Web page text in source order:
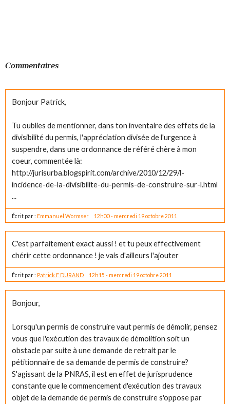
Commentaires
Bonjour Patrick,
Tu oublies de mentionner, dans ton inventaire des effets de la
divisibilité du permis, l'appréciation divisée de l'urgence à
suspendre, dans une ordonnance de référé chère à mon
coeur, commentée là:
http://jurisurba.blogspirit.com/archive/2010/12/29/l-
incidence-de-la-divisibilite-du-permis-de-construire-sur-l.html
...
Écrit par : Emmanuel Wormser 12h00- mercredi 19 octobre 2011
C'est parfaitement exact aussi ! et tu peux effectivement
chérir cette ordonnance ! je vais d'ailleurs l'ajouter
Écrit par : Patrick E DURAND 12h15 - mercredi 19 octobre 2011
Bonjour,
Lorsqu'un permis de construire vaut permis de démolir, pensez
vous que l'exécution des travaux de démolition soit un
obstacle par suite à une demande de retrait par le
pétitionnaire de sa demande de permis de construire?
S'agissant de la PNRAS, il est en effet de jurisprudence
constante que le commencement d'exécution des travaux
objet de la demande de permis de construire s'oppose par